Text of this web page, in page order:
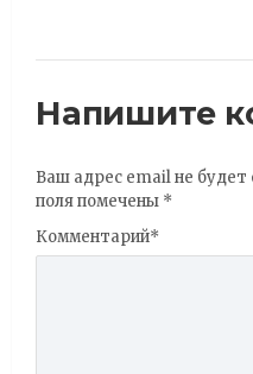
Напишите
Ваш адрес email не будет
поля помечены *
Комментарий*